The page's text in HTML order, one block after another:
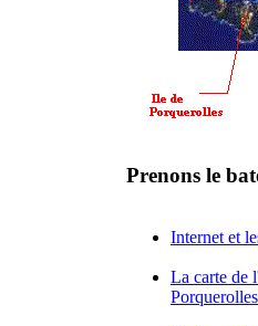
Prenons le
Internet et
La carte de
Porquerolles